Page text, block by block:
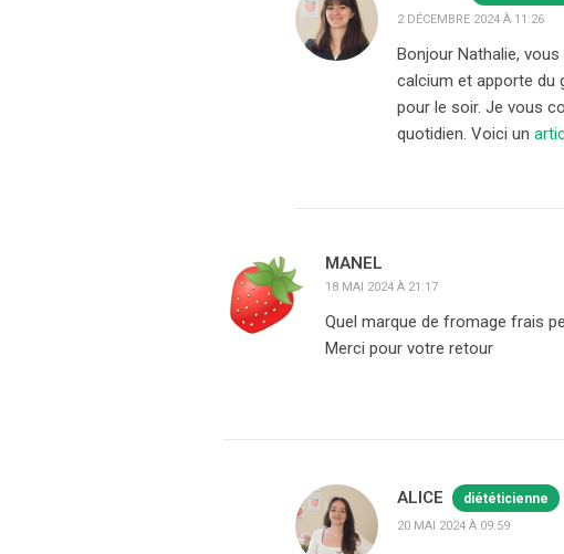
2 DÉCEMBRE 2024 À 11:26
Bonjour Nathalie,
calcium et apporte du
pour le soir. Je vous
quotidien. Voici un
MANEL
18 MAI 2024 À 21:17
Quel marque de fromage frais
Merci pour votre retour
ALICE diététicienne
20 MAI 2024 À 09:59